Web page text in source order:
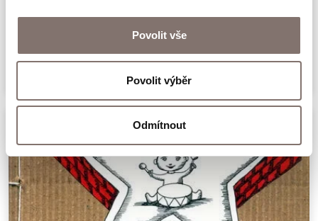
Povolit vše
Povolit výběr
Odmítnout
The Leaning Church
399 Kč